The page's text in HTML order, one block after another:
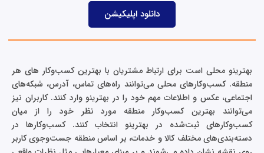
دانلود اپلیکیشن
بهترینو محلی است برای ارتباط مشتریان با بهترین کسب‌وکار های هر
منطقه. کسب‌وکارهای محلی می‌توانند راه‌های تماس، آدرس، شبکه‌های
اجتماعی، عکس و اطلاعات مهم خود را در بهترینو وارد کنند. کاربران نیز
می‌توانند بهترین کسب‌وکار منطقه مورد نظر خود را از میان
کسب‌وکارهای ثبت‌شده در بهترینو انتخاب کنند. کسب‌وکارها در
دسته‌بندی‌های مختلف کالا و خدمات، بر اساس منطقه جست‌وجوی کاربر